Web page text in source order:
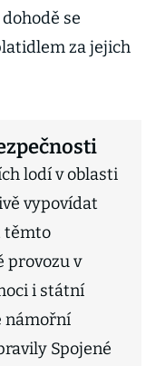
se
za jejich
lodí v oblasti
vypovídat
těmto
provozu v
i státní
námořní
Spojené